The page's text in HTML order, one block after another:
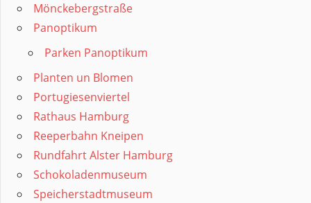
Mönckebergstraße
Panoptikum
Parken Panoptikum
Planten un Blomen
Portugiesenviertel
Rathaus Hamburg
Reeperbahn Kneipen
Rundfahrt Alster Hamburg
Schokoladenmuseum
Speicherstadtmuseum